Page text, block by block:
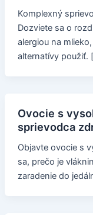
Komplexný
Dozviete sa o
alergiou na
alternatívy použiť.
Ovocie s
sprievodca
Objavte ovocie s
sa, prečo je
zaradenie do